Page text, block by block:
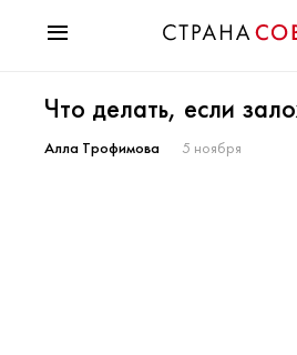
Мода
Звезды
Что делать, если
Алла Трофимова 5 ноября